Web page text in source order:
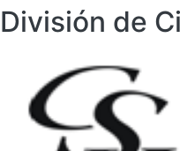
División de